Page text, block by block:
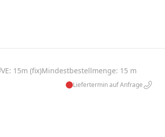
VE: 15m (fix)Mindestbestellmenge: 15 m
Liefertermin auf Anfrage